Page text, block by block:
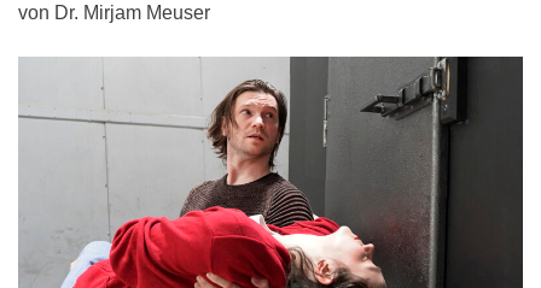
von Dr. Mirjam Meuser